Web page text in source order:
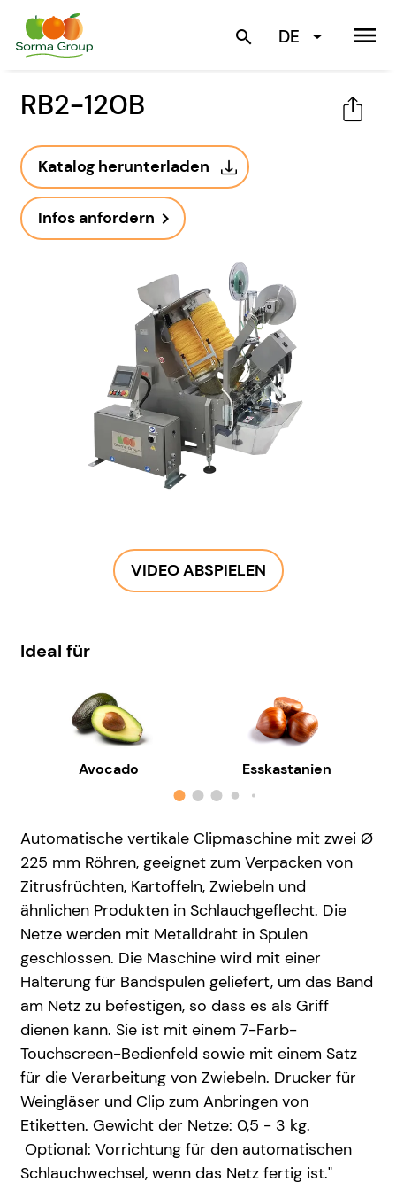
search DE menu
RB2-120B
Katalog herunterladen
Infos anfordern navigate_next
VIDEO ABSPIELEN
Ideal für
Avocado Esskastanien
Automatische vertikale Clipmaschine mit zwei Ø
225 mm Röhren, geeignet zum Verpacken von
Zitrusfrüchten, Kartoffeln, Zwiebeln und
ähnlichen Produkten in Schlauchgeflecht. Die
Netze werden mit Metalldraht in Spulen
geschlossen. Die Maschine wird mit einer
Halterung für Bandspulen geliefert, um das Band
am Netz zu befestigen, so dass es als Griff
dienen kann. Sie ist mit einem 7-Farb-
Touchscreen-Bedienfeld sowie mit einem Satz
für die Verarbeitung von Zwiebeln. Drucker für
Weingläser und Clip zum Anbringen von
Etiketten. Gewicht der Netze: 0,5 - 3 kg.
Optional: Vorrichtung für den automatischen
Schlauchwechsel, wenn das Netz fertig ist."